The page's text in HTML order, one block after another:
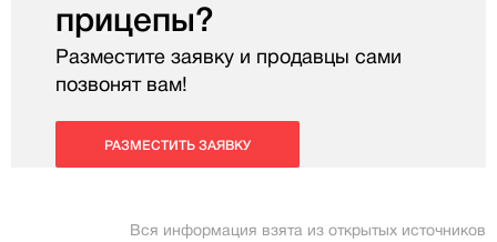
прицепы?
Разместите заявку и продавцы сами
позвонят вам!
РАЗМЕСТИТЬ ЗАЯВКУ
Вся информация взята из открытых источников